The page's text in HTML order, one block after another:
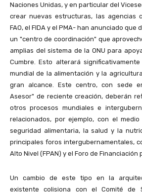
Naciones Unidas, y en particular del
crear nuevas estructuras, las agencias
FAO, el FIDA y el PMA- han anunciado
un "centro de coordinación" que
amplias del sistema de la ONU para
Cumbre. Esto alterará
mundial de la alimentación y la
gran alcance. Este centro, con sede
Asesor" de reciente creación, deberán
otros procesos mundiales e
relacionados, por ejemplo, con el
seguridad alimentaria, la salud y la
principales foros intergubernamentales,
Alto Nivel (FPAN) y el Foro de Financiación
Un cambio de este tipo en la
existente colisiona con el Comité de